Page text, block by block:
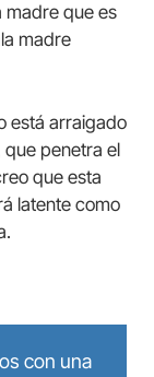
madre que es
madre
está arraigado
que penetra el
que esta
latente como
con una